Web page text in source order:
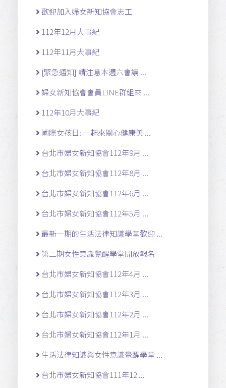
歡迎加入婦女新知協會志工
112年12月大事紀
112年11月大事紀
[緊急通知] 請注意本週六會議 ...
婦女新知協會會員LINE群組來 ...
112年10月大事紀
國際女孩日: 一起來關心健康美 ...
台北市婦女新知協會112年9月 ...
台北市婦女新知協會112年8月 ...
台北市婦女新知協會112年6月 ...
台北市婦女新知協會112年5月 ...
最新一期的生活法律知識學堂歡迎 ...
第二期女性意識覺醒學堂開放報名
台北市婦女新知協會112年4月 ...
台北市婦女新知協會112年3月 ...
台北市婦女新知協會112年2月 ...
台北市婦女新知協會112年1月 ...
生活法律知識與女性意識覺醒學堂 ...
台北市婦女新知協會111年12 ...